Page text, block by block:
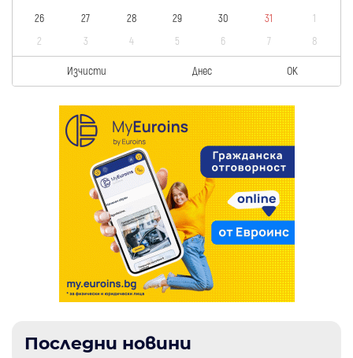
26
27 28 29 30 31
1
2
3 4 5 6 7 8
Изчисти Днес OK
Последни новини